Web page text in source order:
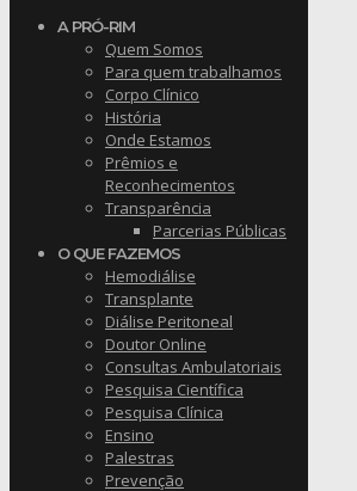
A PRÓ-RIM
Quem Somos
Para quem trabalhamos
Corpo Clínico
História
Onde Estamos
Prêmios e
Reconhecimentos
Transparência
Parcerias Públicas
O QUE FAZEMOS
Hemodiálise
Transplante
Diálise Peritoneal
Doutor Online
Consultas Ambulatoriais
Pesquisa Científica
Pesquisa Clínica
Ensino
Palestras
Prevenção